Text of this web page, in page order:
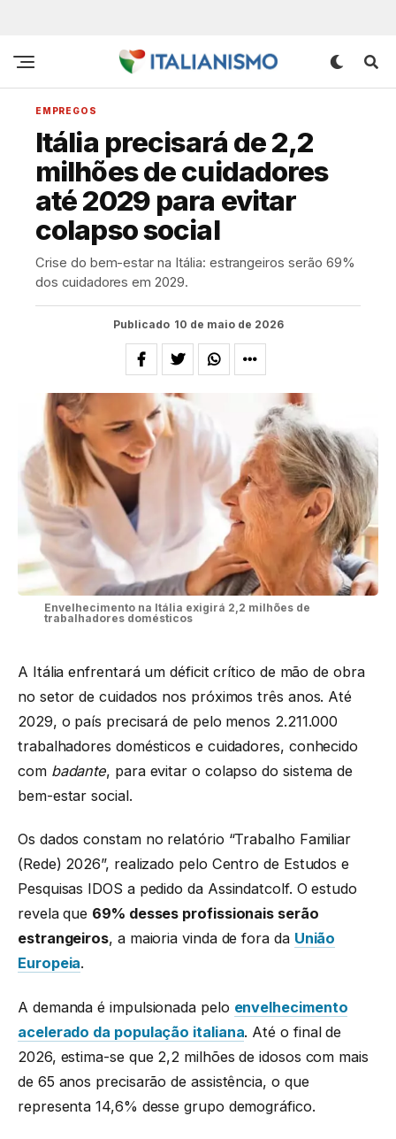
EMPREGOS
Itália precisará de 2,2
milhões de cuidadores
até 2029 para evitar
colapso social
Crise do bem-estar na Itália: estrangeiros serão 69%
dos cuidadores em 2029.
Publicado 10 de maio de 2026
Envelhecimento na Itália exigirá 2,2 milhões de
trabalhadores domésticos
A Itália enfrentará um déficit crítico de mão de obra
no setor de cuidados nos próximos três anos. Até
2029, o país precisará de pelo menos 2.211.000
trabalhadores domésticos e cuidadores, conhecido
com badante, para evitar o colapso do sistema de
bem-estar social.
Os dados constam no relatório “Trabalho Familiar
(Rede) 2026”, realizado pelo Centro de Estudos e
Pesquisas IDOS a pedido da Assindatcolf. O estudo
revela que 69% desses profissionais serão
estrangeiros, a maioria vinda de fora da União
Europeia.
A demanda é impulsionada pelo envelhecimento
acelerado da população italiana. Até o final de
2026, estima-se que 2,2 milhões de idosos com mais
de 65 anos precisarão de assistência, o que
representa 14,6% desse grupo demográfico.